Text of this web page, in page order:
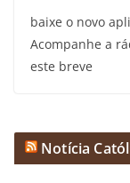
baixe o novo
Acompanhe a
este breve
Notícia